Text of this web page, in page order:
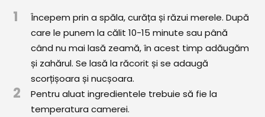
Comunitatea
iCooking
Librărie
Adaugă o rețetă
1
Începem prin a spăla, curăța și răzui merele. După
care le punem la călit 10-15 minute sau până
când nu mai lasă zeamă, în acest timp adăugăm
și zahărul. Se lasă la răcorit și se adaugă
scorțișoara și nucșoara.
2
Pentru aluat ingredientele trebuie să fie la
temperatura camerei.